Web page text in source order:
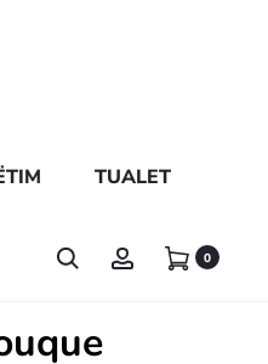
TUALET
0